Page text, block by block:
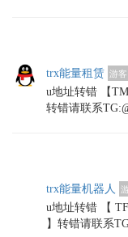
trx能量租赁 游客
u地址转错 【
转错请联系
trx能量机器人
u地址转错 【
】转错请联系